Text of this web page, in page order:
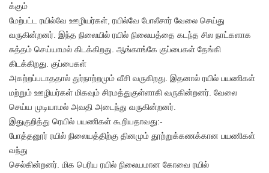
க்கும்
மேற்பட்ட ரயில்வே ஊழியர்கள், ரயில்வே போலீசார் வேலை செய்து
வருகின்றனர். இந்த நிலையில் ரயில் நிலையத்தை கடந்த சில நாட்களாக
சுத்தம் செய்யாமல் கிடக்கிறது. ஆங்காங்கே குப்பைகள் தேங்கி
கிடக்கிறது. குப்பைகள்
அகற்றப்படாததால் துர்நாற்றமும் வீசி வருகிறது. இதனால் ரயில் பயணிகள்
மற்றும் ஊழியர்கள் மிகவும் சிரமத்துகுள்ளாகி வருகின்றனர். வேலை
செய்ய முடியாமல் அவதி அடைந்து வருகின்றனர்.
இதுகுறித்து ரெயில் பயணிகள் கூறியதாவது:-
போத்தனூர் ரயில் நிலையத்திற்கு தினமும் தூற்றுக்கணக்கான பயணிகள்
வந்து
செல்கின்றனர். மிக பெரிய ரயில் நிலையமான கோவை ரயில்